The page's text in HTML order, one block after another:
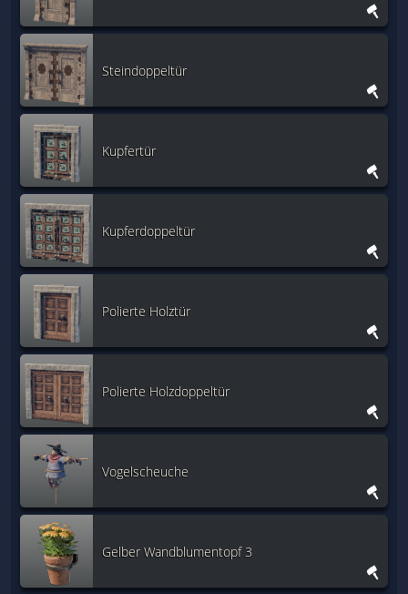
Steindoppeltür
Kupfertür
Kupferdoppeltür
Polierte Holztür
Polierte Holzdoppeltür
Vogelscheuche
Gelber Wandblumentopf 3